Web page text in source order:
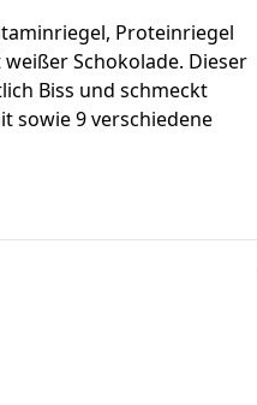
Proteinriegel
Schokolade. Dieser
Biss und schmeckt
sowie 9 verschiedene